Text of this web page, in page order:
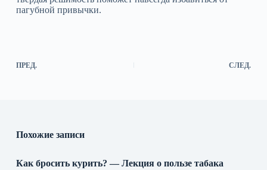
пагубной привычки.
ПРЕД. СЛЕД.
Похожие записи
Как бросить курить? — Лекция о пользе табака